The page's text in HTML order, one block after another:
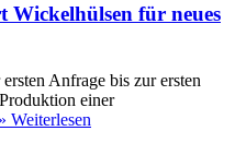
Wickelhülsen für neues
Anfrage bis zur ersten
einer
» Weiterlesen